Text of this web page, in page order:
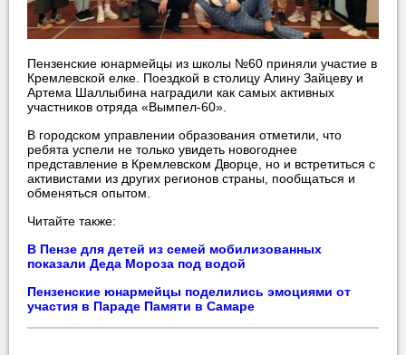
Пензенские юнармейцы из школы №60 приняли участие в
Кремлевской елке. Поездкой в столицу Алину Зайцеву и
Артема Шаллыбина наградили как самых активных
участников отряда «Вымпел-60».
В городском управлении образования отметили, что
ребята успели не только увидеть новогоднее
представление в Кремлевском Дворце, но и встретиться с
активистами из других регионов страны, пообщаться и
обменяться опытом.
Читайте также:
В Пензе для детей из семей мобилизованных
показали Деда Мороза под водой
Пензенские юнармейцы поделились эмоциями от
участия в Параде Памяти в Самаре